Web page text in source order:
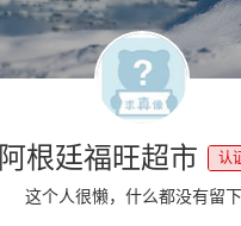
阿根廷福旺超市 认
这个人很懒，什么都没有留